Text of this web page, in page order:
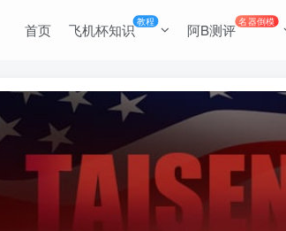
首页 飞机杯知识教程 阿B测评 名器倒模